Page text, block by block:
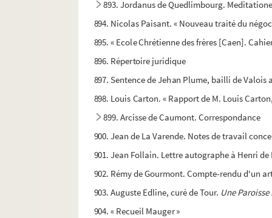
893. Jordanus de Quedlimbourg.
894. Nicolas Paisant. « Nouveau traité du
895. « Ecole Chrétienne des frères [Caen].
896. Répertoire juridique
897. Sentence de Jehan Plume, bailli de
898. Louis Carton. « Rapport de M. Louis
899. Arcisse de Caumont. Correspondance
900. Jean de La Varende. Notes de travail
901. Jean Follain. Lettre autographe à Henri
902. Rémy de Gourmont. Compte-rendu d'un
903. Auguste Edline, curé de Tour. Une
904. « Recueil Mauger »